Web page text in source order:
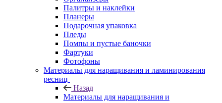
Палитры и наклейки
Планеры
Подарочная упаковка
Пледы
Помпы и пустые баночки
Фартуки
Фотофоны
Материалы для наращивания и ламинирования
ресниц
Назад
Материалы для наращивания и